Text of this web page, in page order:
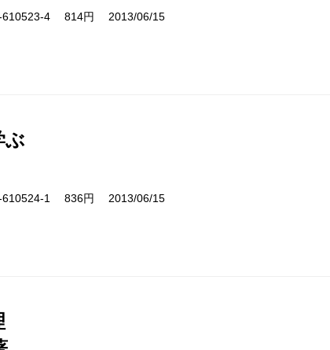
610523-4 814円 2013/06/15
ぶ
610524-1 836円 2013/06/15